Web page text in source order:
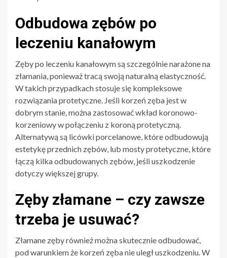
Odbudowa zębów po
leczeniu kanałowym
Zęby po leczeniu kanałowym są szczególnie narażone na
złamania, ponieważ tracą swoją naturalną elastyczność.
W takich przypadkach stosuje się kompleksowe
rozwiązania protetyczne. Jeśli korzeń zęba jest w
dobrym stanie, można zastosować wkład koronowo-
korzeniowy w połączeniu z koroną protetyczną.
Alternatywą są licówki porcelanowe, które odbudowują
estetykę przednich zębów, lub mosty protetyczne, które
łączą kilka odbudowanych zębów, jeśli uszkodzenie
dotyczy większej grupy.
Zęby złamane – czy zawsze
trzeba je usuwać?
Złamane zęby również można skutecznie odbudować,
pod warunkiem że korzeń zęba nie uległ uszkodzeniu. W